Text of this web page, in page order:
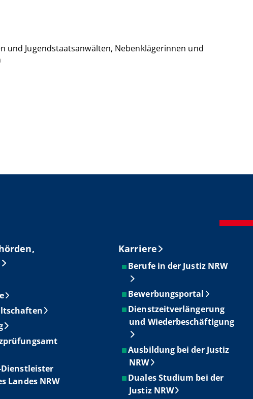
und Jugendstaatsanwälten, Nebenklägerinnen und
Landes NRW
Karriere
Berufe in der Justiz NRW
Bewerbungsportal
Dienstzeitverlängerung
und Wiederbeschäftigung
Ausbildung bei der Justiz
NRW
Duales Studium bei der
Justiz NRW